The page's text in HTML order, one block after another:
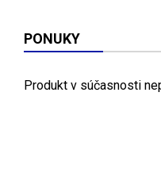
PONUKY
Produkt v súčasnosti